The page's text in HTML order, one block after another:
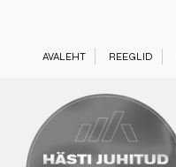
AVALEHT REEGLID